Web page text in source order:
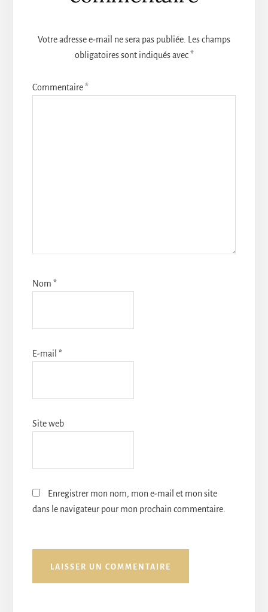
lecteur
Votre adresse e-mail ne sera pas publiée.
Les champs
obligatoires sont indiqués avec*
Commentaire*
Nom *
E-mail *
Site web
Enregistrer mon nom, mon e-mail et mon site
dans le navigateur pour mon prochain commentaire.